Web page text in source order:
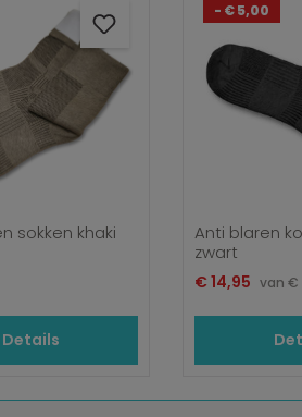
sokken khaki
Details
- € 5,00
Anti blaren
zwart
Verkoopprijs:
€ 14,95 van€